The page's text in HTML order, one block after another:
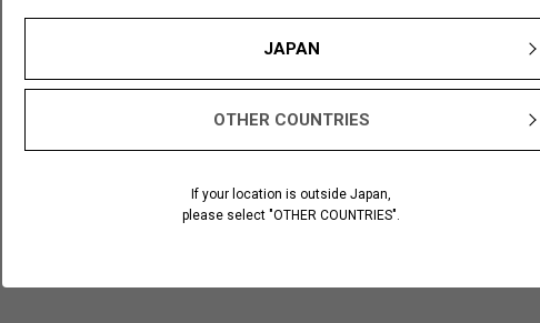
JAPAN
OTHER COUNTRIES
If your location is outside Japan,
please select "OTHER COUNTRIES".
初めてご利用の方・会員以